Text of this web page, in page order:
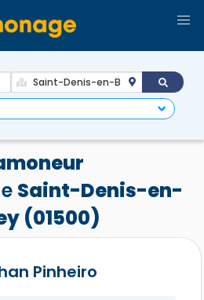
Saint-Denis-en-
(01500)
Pinheiro